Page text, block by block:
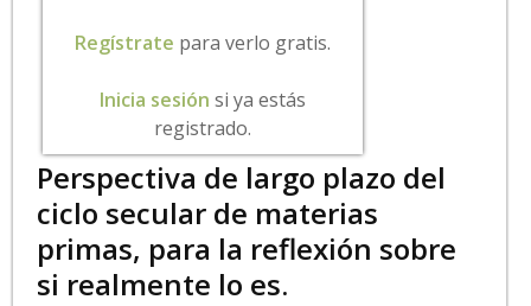
Regístrate para verlo gratis.
Inicia sesión si ya estás
registrado.
Perspectiva de largo plazo del
ciclo secular de materias
primas, para la reflexión sobre
si realmente lo es.